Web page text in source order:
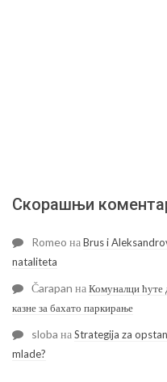
Скорашњи
Romeo наBrus i
nataliteta
Čarapan наКомуналци ћуте
казне за бахато паркирање
sloba наStrategija za
mlade?